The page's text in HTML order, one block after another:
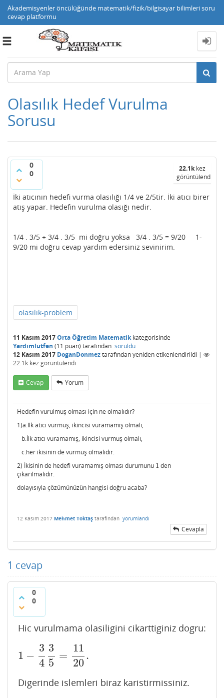
Akademisyenler öncülüğünde matematik/fizik/bilgisayar bilimleri soru
cevap platformu
Toggle
Olasılık Hedef Vurulma
Sorusu
0
0
22.1kkez
görüntülendi
İki atıcının hedefi vurma olasılığı 1/4 ve 2/5tir. İki atıcı birer
atış yapar. Hedefin vurulma olasığı nedir.
1/4 . 3/5 + 3/4 . 3/5 mi doğru yoksa 3/4 . 3/5 = 9/20 1-
9/20 mi doğru cevap yardım edersiniz sevinirim.
olasılık-problem
11 Kasım 2017Orta Öğretim Matematikkategorisinde
Yardımlutfen (11 puan) tarafından soruldu
12 Kasım 2017 DoganDonmeztarafındanyeniden etikenlendirildi |
22.1k kez görüntülendi
Cevap Yorum
Hedefin vurulmuş olması için ne olmalıdır?
1)a.İlk atıcı vurmuş, ikincisi vuramamış olmalı,
b.İlk atıcı vuramamış, ikincisi vurmuş olmalı,
c.her ikisinin de vurmuş olmalıdır.
2) İkisinin de hedefi vuramamış olması durumunu 1
1den
çıkarılmalıdır.
dolayısıyla çözümünüzün hangisi doğru acaba?
12 Kasım 2017 Mehmet Toktaş tarafından yorumlandı
Cevapla
1 cevap
0
0
Hic vurulmama olasiligini cikarttiginiz dogru:
1 −
3
4
3
5
=
11
20
.
1− 3435=11 20.
Digerinde islemleri biraz karistirmissiniz.